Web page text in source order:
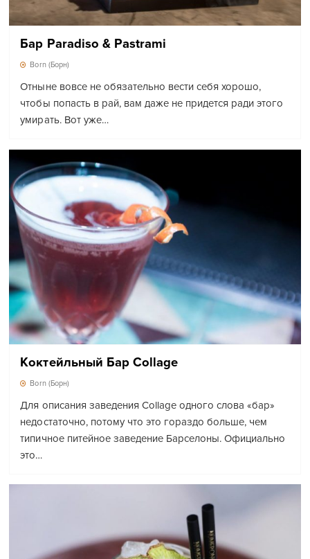
Бар Paradiso & Pastrami
Born (Борн)
Отныне вовсе не обязательно вести себя хорошо,
чтобы попасть в рай, вам даже не придется ради этого
умирать. Вот уже…
Коктейльный Бар Collage
Born (Борн)
Для описания заведения Collage одного слова «бар»
недостаточно, потому что это гораздо больше, чем
типичное питейное заведение Барселоны. Официально
это…